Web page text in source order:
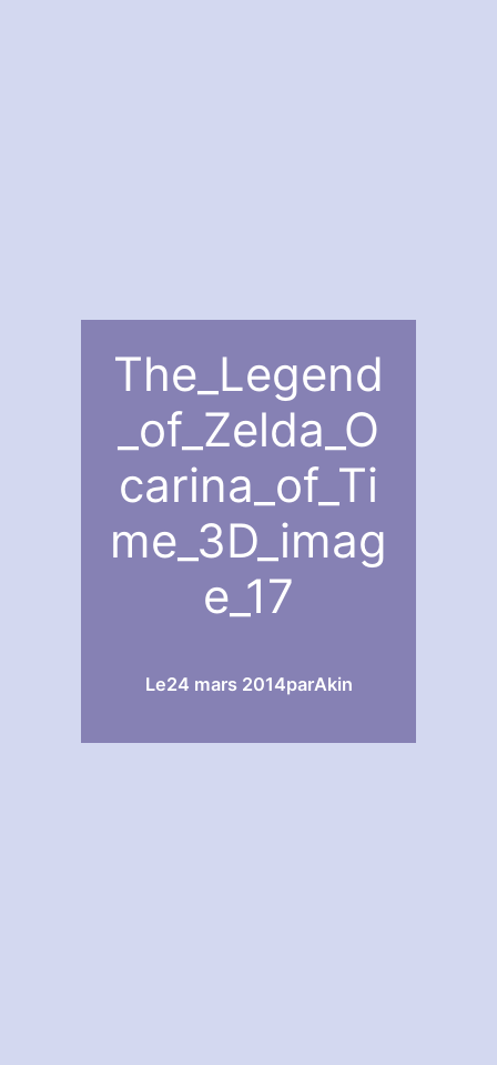
The_Legend
_of_Zelda_O
carina_of_Ti
me_3D_imag
e_17
Le24 mars 2014parAkin